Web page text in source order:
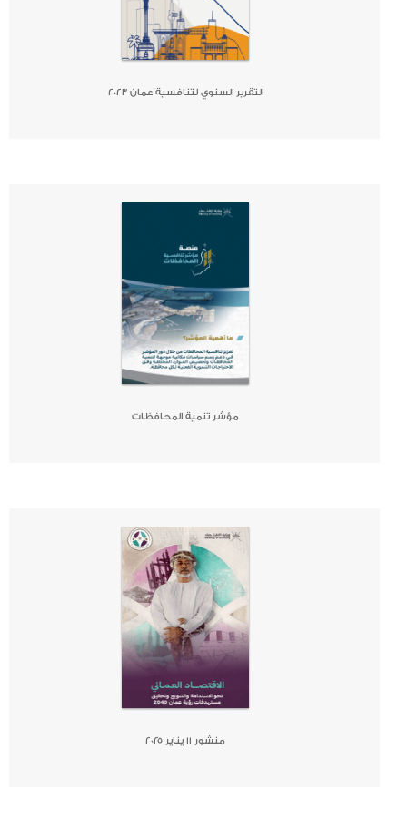
التقرير السنوي لتنافسية عمان 2023
كتاب جريدة صحيفة
مؤشر تنمية المحافظات
كتاب جريدة صحيفة
منشور ١١ يناير ٢٠٢٥